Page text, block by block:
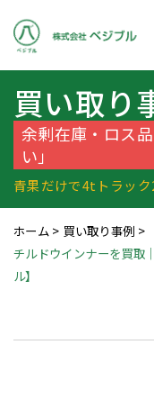
買い取り
余剰在庫・ロス
い」
青果だけで4tトラッ
ホーム > 買い取り事例 >
チルドウインナーを買取
ル】